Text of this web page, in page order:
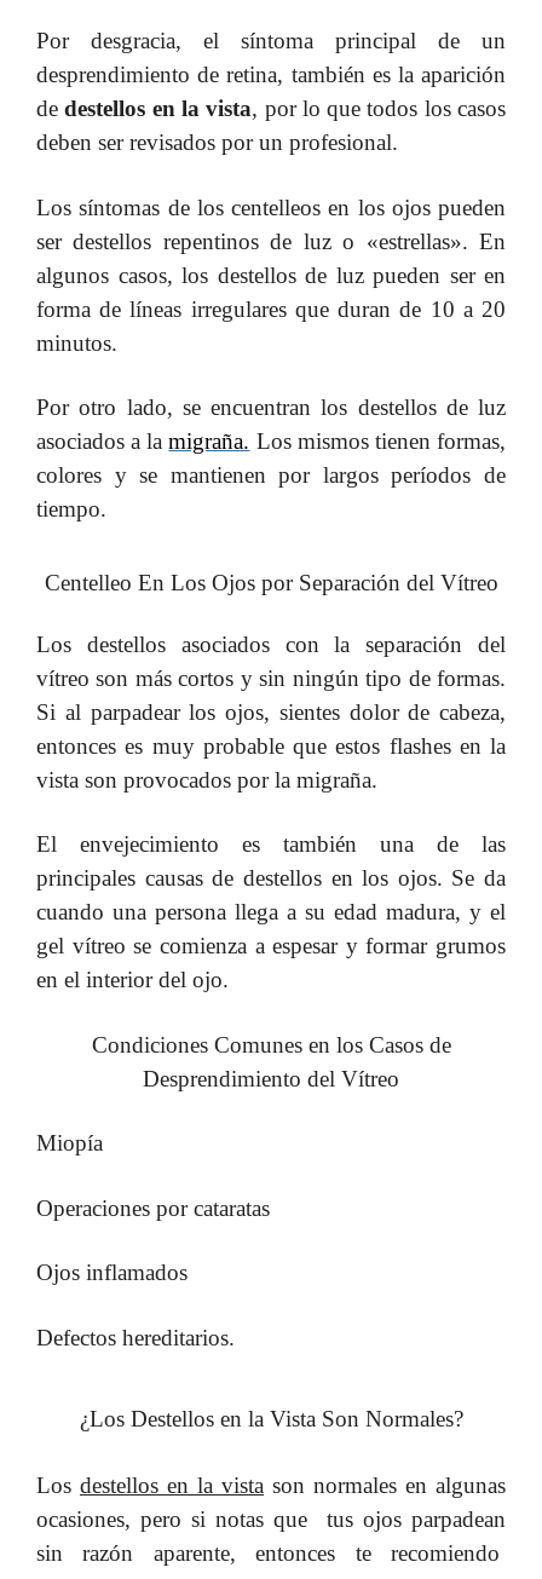
Por desgracia, el síntoma principal de un
desprendimiento de retina, también es la aparición
dedestellos en la vista, por lo que todos los casos
deben ser revisados por un profesional.
Los síntomas de los centelleos en los ojos pueden
ser destellos repentinos de luz o «estrellas». En
algunos casos, los destellos de luz pueden ser en
forma de líneas irregulares que duran de 10 a 20
minutos.
Por otro lado, se encuentran los destellos de luz
asociados a lamigraña. Los mismos tienen formas,
colores y se mantienen por largos períodos de
tiempo.
Centelleo En Los Ojos por Separación del Vítreo
Los destellos asociados con la separación del
vítreo son más cortos y sin ningún tipo de formas.
Si al parpadear los ojos, sientes dolor de cabeza,
entonces es muy probable que estos flashes en la
vista son provocados por la migraña.
El envejecimiento es también una de las
principales causas de destellos en los ojos. Se da
cuando una persona llega a su edad madura, y el
gel vítreo se comienza a espesar y formar grumos
en el interior del ojo.
Condiciones Comunes en los Casos de
Desprendimiento del Vítreo
Miopía
Operaciones por cataratas
Ojos inflamados
Defectos hereditarios.
¿Los Destellos en la Vista Son Normales?
Los destellos en la vista son normales en algunas
ocasiones, pero si notas que tus ojos parpadean
sin razón aparente, entonces te recomiendo